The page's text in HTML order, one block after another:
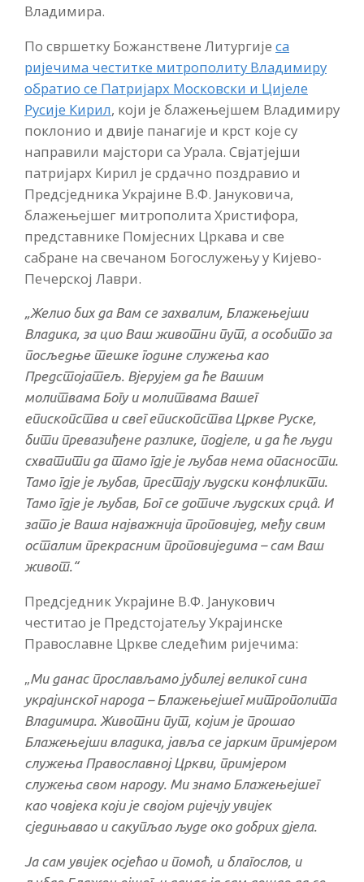
Владимира.
По свршетку Божанствене Литургије са
ријечима честитке митрополиту Владимиру
обратио се Патријарх Московски и Цијеле
Русије Кирил, који је блажењејшем Владимиру
поклонио и двије панагије и крст које су
направили мајстори са Урала. Свјатјејши
патријарх Кирил је срдачно поздравио и
Предсједника Украјине В.Ф. Јануковича,
блажењејшег митрополита Христифора,
представнике Помјесних Цркава и све
сабране на свечаном Богослужењу у Кијево-
Печерској Лаври.
„Желио бих да Вам се захвалим, Блажењејши
Владика, за цио Ваш животни пут, а особито за
посљедње тешке године служења као
Предстојатељ. Вјерујем да ће Вашим
молитвама Богу и молитвама Вашег
епископства и свег епископства Цркве Руске,
бити превазиђене разлике, подјеле, и да ће људи
схватити да тамо гдје је љубав нема опасности.
Тамо гдје је љубав, престају људски конфликти.
Тамо гдје је љубав, Бог се дотиче људских срцâ. И
зато је Ваша најважнија проповијед, међу свим
осталим прекрасним проповиједима – сам Ваш
живот.“
Предсједник Украјине В.Ф. Јанукович
честитао је Предстојатељу Украјинске
Православне Цркве следећим ријечима:
„Ми данас прослављамо јубилеј великог сина
украјинског народа – Блажењејшег митрополита
Владимира. Животни пут, којим је прошао
Блажењејши владика, јавља се јарким примјером
служења Православној Цркви, примјером
служења свом народу. Ми знамо Блажењејшег
као човјека који је својом ријечју увијек
сједињавао и сакупљао људе око добрих дјела.
Ја сам увијек осјећао и помоћ, и благослов, и